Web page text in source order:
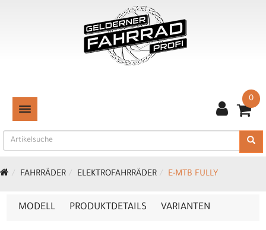
TOGGLE NAVIGATION
0
FAHRRÄDER ELEKTROFAHRRÄDER E-MTB FULLY
MODELL PRODUKTDETAILS VARIANTEN